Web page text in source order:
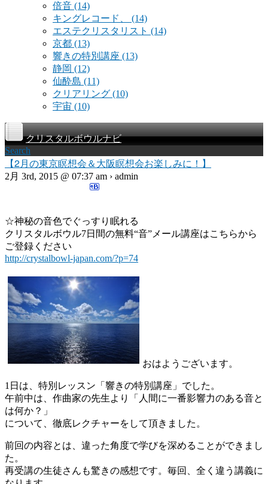
倍音 (14)
キングレコード、 (14)
エステクリスタリスト (14)
京都 (13)
響きの特別講座 (13)
静岡 (12)
仙酔島 (11)
クリアリング (10)
宇宙 (10)
クリスタルボウルナビ
Search
【2月の東京瞑想会＆大阪瞑想会お楽しみに！】
2月 3rd, 2015 @ 07:37 am › admin
☆神秘の音色でぐっすり眠れる
クリスタルボウル7日間の無料“音”メール講座はこちらから
ご登録ください
http://crystalbowl-japan.com/?p=74
おはようございます。
1日は、特別レッスン「響きの特別講座」でした。
午前中は、作曲家の先生より「人間に一番影響力のある音と
は何か？」
について、徹底レクチャーをして頂きました。
前回の内容とは、違った角度で学びを深めることができまし
た。
再受講の生徒さんも驚きの感想です。毎回、全く違う講義に